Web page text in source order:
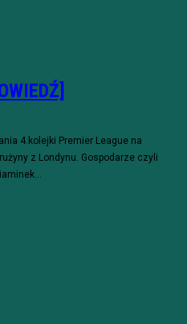
4.kolejki Premier League na
z Londynu. Gospodarze czyli